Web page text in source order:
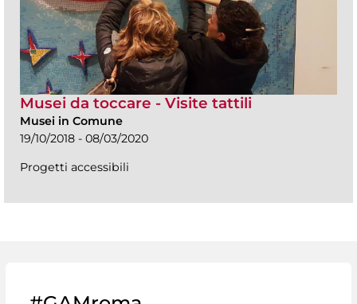
Musei da toccare - Visite tattili
Musei in Comune
19/10/2018 - 08/03/2020
Progetti accessibili